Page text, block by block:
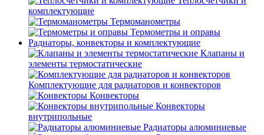
комплектующие
Термоманометры
Термометры и оправы
Радиаторы, конвекторы и комплектующие
Клапаны и
элементы термостатические
Комплектующие для радиаторов и конвекторов
Конвекторы
Конвекторы
внутрипольные
Радиаторы алюминиевые